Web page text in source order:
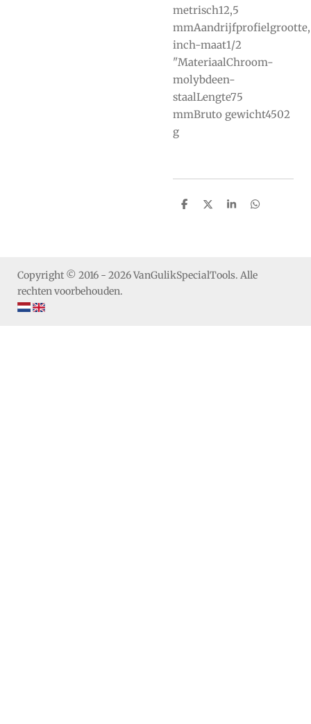
metrisch12,5
mmAandrijfprofielgrootte,
inch-maat1/2
"MateriaalChroom-
molybdeen-
staalLengte75
mmBruto gewicht4502
g
S
S
S
S
Copyright © 2016 - 2026 VanGulikSpecialTools. Alle
rechten voorbehouden.